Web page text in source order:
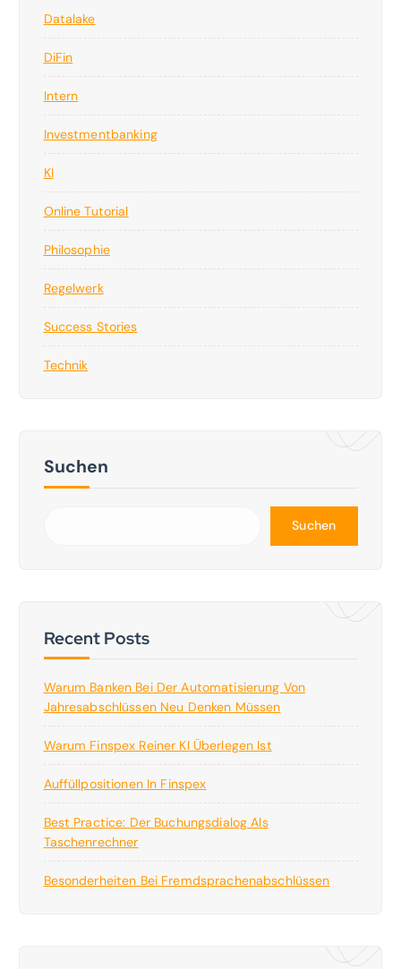
Datalake
DiFin
Intern
Investmentbanking
KI
Online Tutorial
Philosophie
Regelwerk
Success Stories
Technik
Suchen
Suchen
Recent Posts
Warum Banken Bei Der Automatisierung Von
Jahresabschlüssen Neu Denken Müssen
Warum Finspex Reiner KI Überlegen Ist
Auffüllpositionen In Finspex
Best Practice: Der Buchungsdialog Als
Taschenrechner
Besonderheiten Bei Fremdsprachenabschlüssen